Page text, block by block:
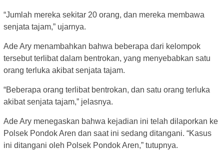
“Jumlah mereka sekitar 20 orang, dan mereka membawa
senjata tajam,” ujarnya.
Ade Ary menambahkan bahwa beberapa dari kelompok
tersebut terlibat dalam bentrokan, yang menyebabkan satu
orang terluka akibat senjata tajam.
“Beberapa orang terlibat bentrokan, dan satu orang terluka
akibat senjata tajam,” jelasnya.
Ade Ary menegaskan bahwa kejadian ini telah dilaporkan ke
Polsek Pondok Aren dan saat ini sedang ditangani. “Kasus
ini ditangani oleh Polsek Pondok Aren,” tutupnya.